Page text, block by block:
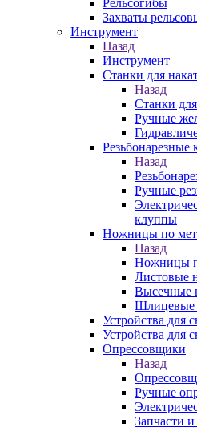
Рельсогибы
Захваты
Инструмент
Назад
Инструмент
Станки для
Назад
Станки
Ручные
Резьбонарезные
Назад
Ручные
клуппы
Ножницы по
Назад
Ножницы
Листовые
Высечные
Шлицевые
Устройства для
Устройства для
Опрессовщики
Назад
Ручные
Запчасти